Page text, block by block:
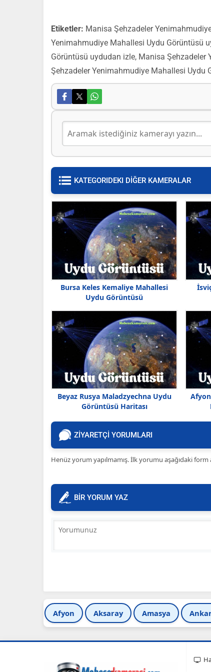
Etiketler: Manisa Şehzadeler
Yenimahmudiye Mahallesi Uydu Görüntüsü
Görüntüsü uydudan izle, Manisa
Şehzadeler Yenimahmudiye Mahallesi Uydu
KATEGORIDEKI DİĞER KAMERALAR
Bursa Keles Kemaliye Mahallesi
Uydu Görüntüsü
Beyaz Rusya Maladzyechna Uydu
Görüntüsü Haritası
ZİYARETÇİ YORUMLARI
Henüz yorum yapılmamış. İlk yorumu aşağıdaki form
BİR YORUM YAZ
Afyon Aksaray Amasya